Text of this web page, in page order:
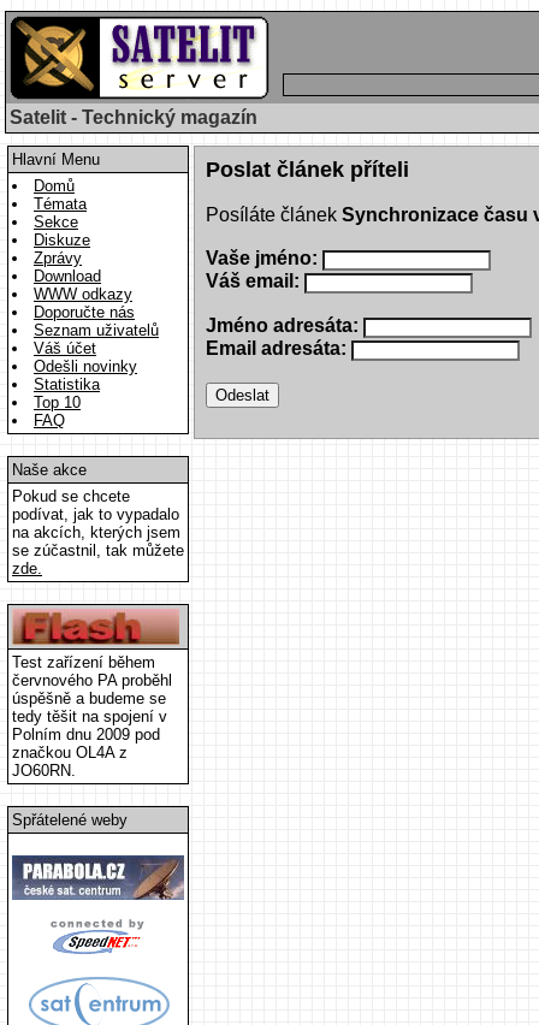
Satelit - Technický magazín
Hlavní Menu
Domů
Témata
Sekce
Diskuze
Zprávy
Download
WWW odkazy
Doporučte nás
Seznam uživatelů
Váš účet
Odešli novinky
Statistika
Top 10
FAQ
Naše akce
Pokud se chcete
podívat, jak to vypadalo
na akcích, kterých jsem
se zúčastnil, tak můžete
zde.
Test zařízení během
červnového PA proběhl
úspěšně a budeme se
tedy těšit na spojení v
Polním dnu 2009 pod
značkou OL4A z
JO60RN.
Spřátelené weby
Poslat článek příteli
Posíláte článek Synchronizace času
Vaše jméno:
Váš email:
Jméno adresáta:
Email adresáta: